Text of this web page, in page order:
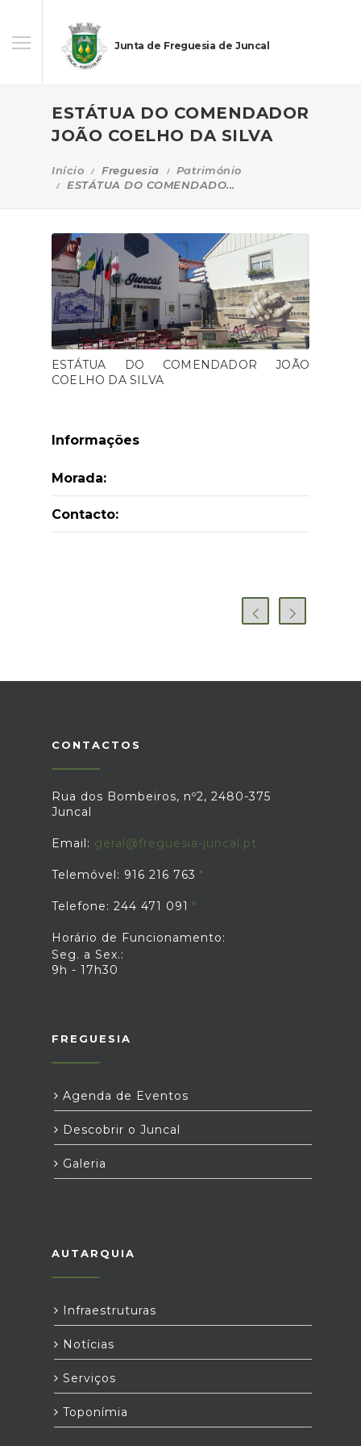
Junta de Freguesia de Juncal
ESTÁTUA DO COMENDADOR
JOÃO COELHO DA SILVA
Início Freguesia
Património
ESTÁTUA DO COMENDADO...
ESTÁTUA DO COMENDADOR JOÃO
COELHO DA SILVA
Informações
Morada:
Contacto:
CONTACTOS
Rua dos Bombeiros, nº2, 2480-375
Juncal
Email: geral@freguesia-juncal.pt
Telemóvel: 916 216 763
Telefone: 244 471 091
Horário de Funcionamento:
Seg. a Sex.:
9h - 17h30
FREGUESIA
Agenda de Eventos
Descobrir o Juncal
Galeria
AUTARQUIA
Infraestruturas
Notícias
Serviços
Toponímia